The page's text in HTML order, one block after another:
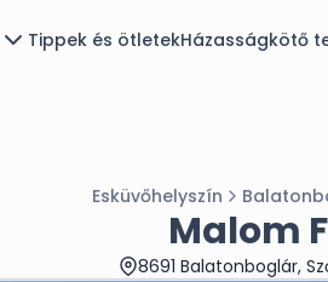
Tippek és ötletekHázasságkötő
Esküvőhelyszín
Malom
8691 Balatonboglár,